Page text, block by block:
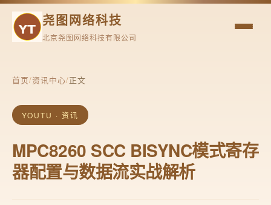
尧图网络科技
北京尧图网络科技有限公司
首页/资讯中心/正文
YOUTU · 资讯
MPC8260 SCC BISYNC模式寄存
器配置与数据流实战解析